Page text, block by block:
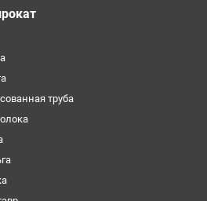
труба